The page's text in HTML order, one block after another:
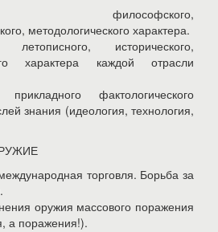
философского,
методологического характера.
летописного, исторического,
характера каждой отрасли
фактологического
знания (идеология, технология,
торговля. Борьба за
оружия массового поражения
а поражения!).